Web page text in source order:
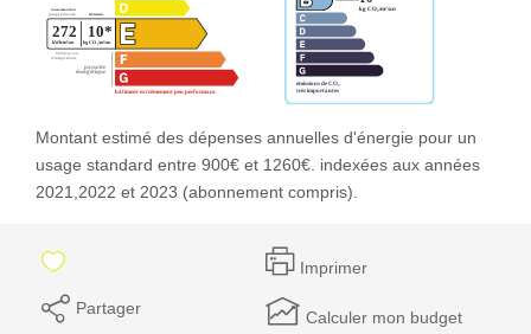
Montant estimé des dépenses annuelles d'énergie pour un
usage standard entre 900€ et 1260€. indexées aux années
2021,2022 et 2023 (abonnement compris).
Imprimer
Partager Calculer mon budget